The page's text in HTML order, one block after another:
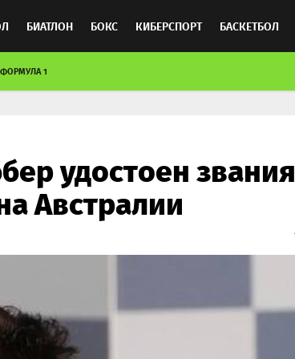
БИАТЛОН БОКС КИБЕРСПОРТ БАСКЕТБОЛ
ФОРМУЛА 1
удостоен звания
Австралии